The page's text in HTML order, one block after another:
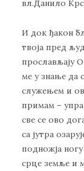
вл.Данило
И док ђакон
твоја пред
прослављају
ме у знање да
служењем и
примам –
све се ово
са јутра
подножја
срце земље и